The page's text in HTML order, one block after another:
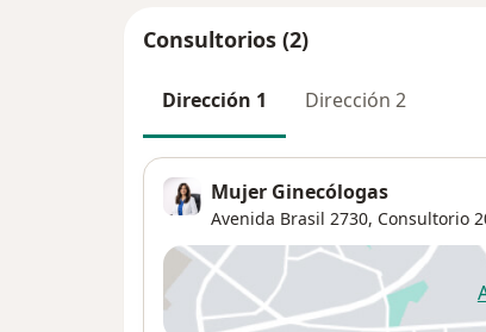
Consultorios (2)
Dirección 1 Dirección 2
Mujer Ginecólogas
Avenida Brasil 2730, Consultorio